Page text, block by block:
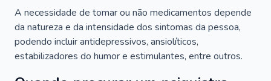
A necessidade de tomar ou não medicamentos depende
da natureza e da intensidade dos sintomas da pessoa,
podendo incluir antidepressivos, ansiolíticos,
estabilizadores do humor e estimulantes, entre outros.